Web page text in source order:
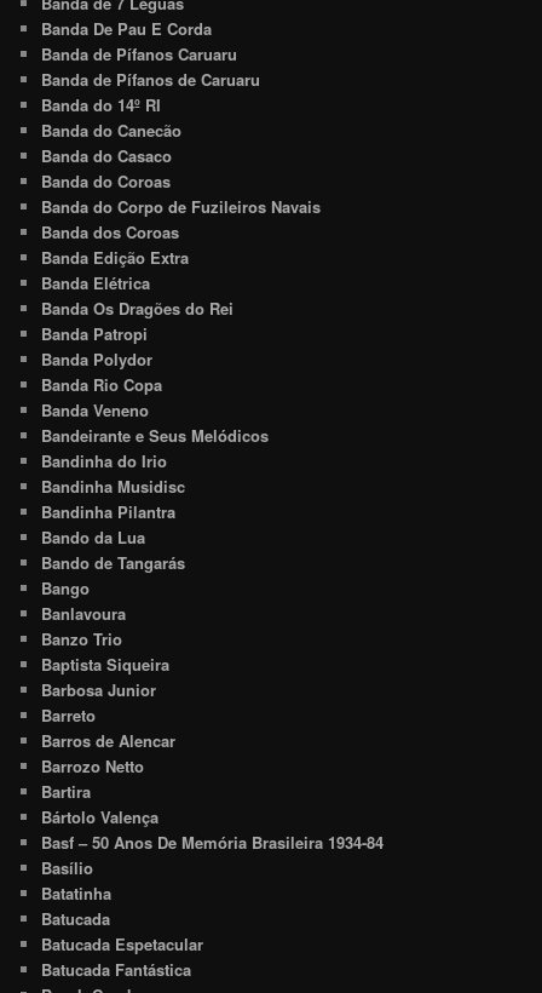
Banda De Pau E Corda
Banda de Pífanos Caruaru
Banda de Pífanos de Caruaru
Banda do 14º RI
Banda do Canecão
Banda do Casaco
Banda do Coroas
Banda do Corpo de Fuzileiros Navais
Banda dos Coroas
Banda Edição Extra
Banda Elétrica
Banda Os Dragões do Rei
Banda Patropi
Banda Polydor
Banda Rio Copa
Banda Veneno
Bandeirante e Seus Melódicos
Bandinha do Irio
Bandinha Musidisc
Bandinha Pilantra
Bando da Lua
Bando de Tangarás
Bango
Banlavoura
Banzo Trio
Baptista Siqueira
Barbosa Junior
Barreto
Barros de Alencar
Barrozo Netto
Bartira
Bártolo Valença
Basf – 50 Anos De Memória Brasileira 1934-84
Basílio
Batatinha
Batucada
Batucada Espetacular
Batucada Fantástica